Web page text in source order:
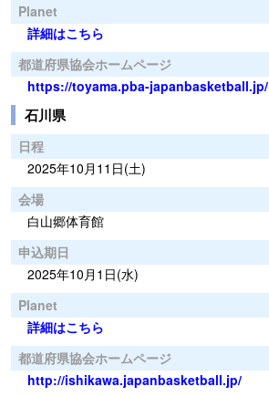
Planet
詳細はこちら
都道府県協会ホームページ
https://toyama.pba-japanbasketball.jp/
石川県
日程
2025年10月11日(土)
会場
白山郷体育館
申込期日
2025年10月1日(水)
Planet
詳細はこちら
都道府県協会ホームページ
http://ishikawa.japanbasketball.jp/